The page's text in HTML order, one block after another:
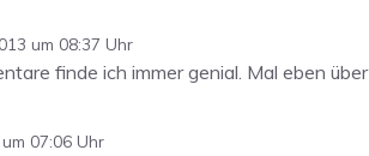
um 08:37 Uhr
finde ich immer genial. Mal eben
07:06 Uhr